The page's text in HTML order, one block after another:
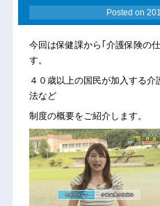
Posted on
今回は保健課から｢介護保険の
す。
４０歳以上の国民が加入する
法など
制度の概要をご紹介します。